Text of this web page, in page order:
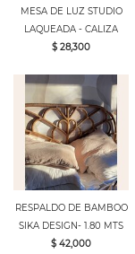
MESA DE LUZ STUDIO
LAQUEADA - CALIZA
$ 28,300
RESPALDO DE BAMBOO
SIKA DESIGN- 1.80 MTS
$ 42,000